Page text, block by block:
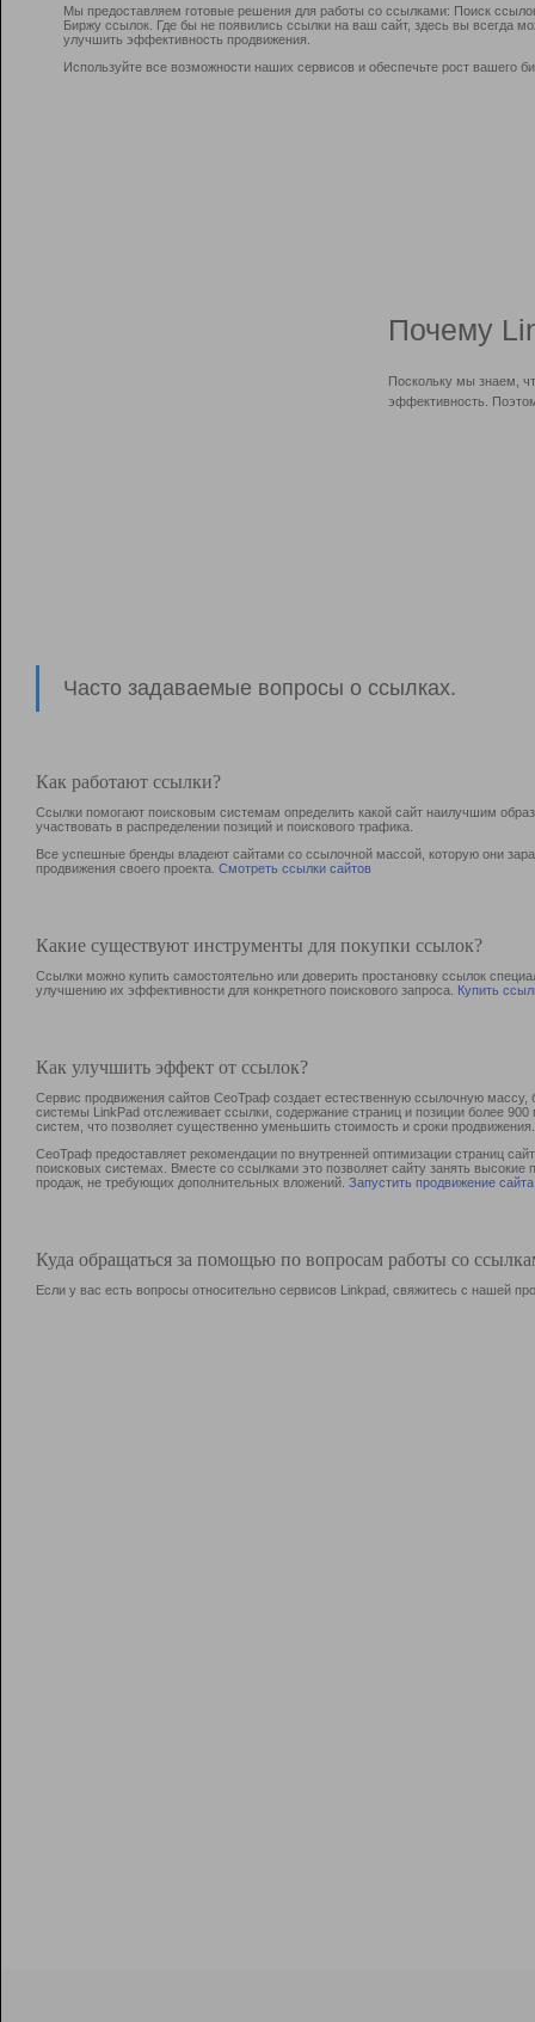
Мы предоставляем готовые решения для работы со ссылками: Поиск
Биржу ссылок. Где бы не появились ссылки на ваш сайт, здесь вы всегда
улучшить эффективность продвижения.
Используйте все возможности наших сервисов и обеспечьте рост вашего
Почему
Поскольку мы знаем,
эффективность.
Часто задаваемые вопросы о ссылках.
Как работают ссылки?
Ссылки помогают поисковым системам определить какой сайт наилучшим
участвовать в раcпределении позиций и поискового трафика.
Все успешные бренды владеют сайтами со ссылочной массой, которую они
продвижения своего проекта. Смотреть ссылки сайтов
Какие существуют инструменты для покупки ссылок?
Ссылки можно купить самостоятельно или доверить простановку ссылок
улучшению их эффективности для конкретного поискового запроса. Купить
Как улучшить эффект от ссылок?
Сервис продвижения сайтов СеоТраф создает естественную ссылочную
системы LinkPad отслеживает ссылки, содержание страниц и позиции более
систем, что позволяет существенно уменьшить стоимость и сроки продвижения.
СеоТраф предоставляет рекомендации по внутренней оптимизации страниц
поисковых системах. Вместе со ссылками это позволяет сайту занять
продаж, не требующих дополнительных вложений. Запустить продвижение сайта
Куда обращаться за помощью по вопросам работы со
Если у вас есть вопросы относительно сервисов Linkpad, свяжитесь с нашей